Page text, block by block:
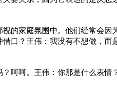
家庭氛围中。他们经常会因
口？王伟：我没有不想做，而
呵。王伟：你那是什么表情